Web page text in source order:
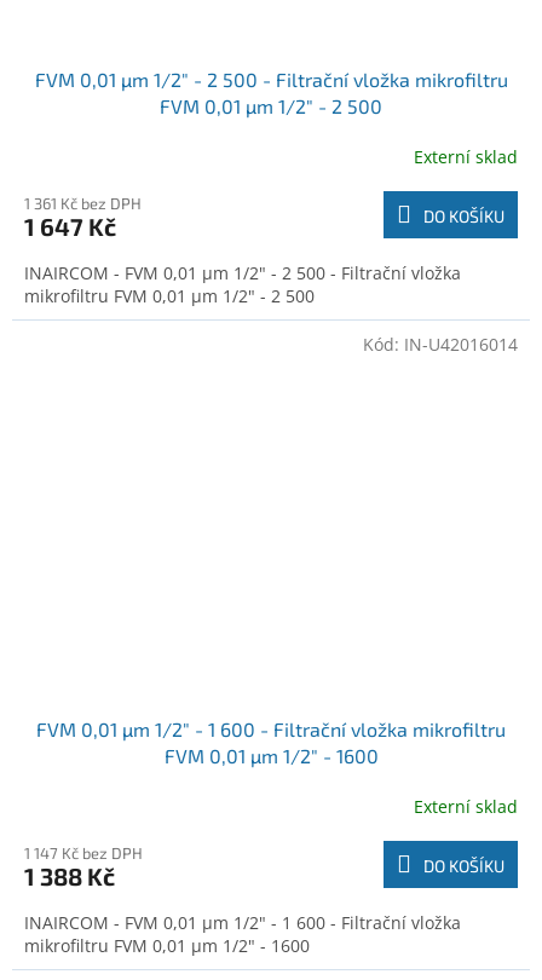
FVM 0,01 µm 1/2" - 2 500 - Filtrační vložka mikrofiltru
FVM 0,01 µm 1/2" - 2 500
Externí sklad
1 361 Kč bez DPH
1 647 Kč DO KOŠÍKU
INAIRCOM - FVM 0,01 µm 1/2" - 2 500 - Filtrační vložka
mikrofiltru FVM 0,01 µm 1/2" - 2 500
FVM 0,01 µm 1/2" - 1 600 - Filtrační vložka mikrofiltru
FVM 0,01 µm 1/2" - 1600
Externí sklad
1 147 Kč bez DPH
1 388 Kč DO KOŠÍKU
INAIRCOM - FVM 0,01 µm 1/2" - 1 600 - Filtrační vložka
mikrofiltru FVM 0,01 µm 1/2" - 1600
Kód: IN-U42016014